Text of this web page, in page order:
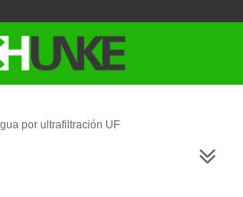
por ultrafiltración UF